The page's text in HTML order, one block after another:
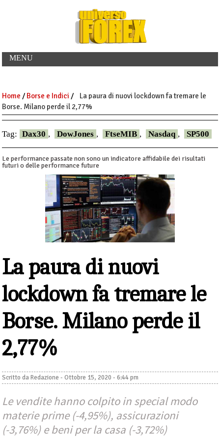
MENU
Home / Borse e Indici /
La paura di nuovi lockdown fa tremare le
Borse. Milano perde il 2,77%
Tag: Dax30 , DowJones , FtseMIB , Nasdaq , SP500
Le performance passate non sono un indicatore affidabile dei risultati
futuri o delle performance future
La paura di nuovi
lockdown fa tremare le
Borse. Milano perde il
2,77%
Scritto daRedazione -Ottobre 15, 2020 - 6:44 pm
Le vendite hanno colpito in special modo
materie prime (-4,95%), assicurazioni
(-3,76%) e beni per la casa (-3,72%)